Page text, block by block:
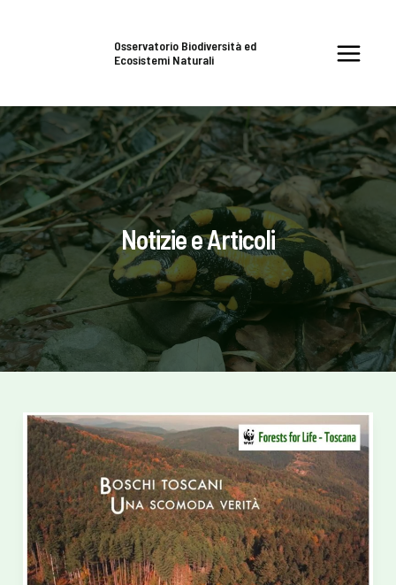
Osservatorio Biodiversità ed
Ecosistemi Naturali
Menu
Notizie e Articoli